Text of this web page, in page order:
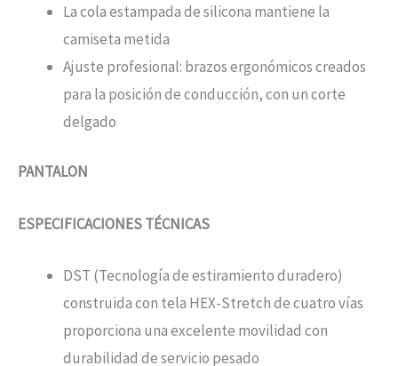
La cola estampada de silicona mantiene la
camiseta metida
Ajuste profesional: brazos ergonómicos creados
para la posición de conducción, con un corte
delgado
PANTALON
ESPECIFICACIONES TÉCNICAS
DST (Tecnología de estiramiento duradero)
construida con tela HEX-Stretch de cuatro vías
proporciona una excelente movilidad con
durabilidad de servicio pesado